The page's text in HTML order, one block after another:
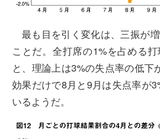
最も目を引く変化は、三振が
ことだ。全打席の1%を占める
と、理論上は3%の失点率の低下
効果だけで8月と9月は失点率が
いるようだ。